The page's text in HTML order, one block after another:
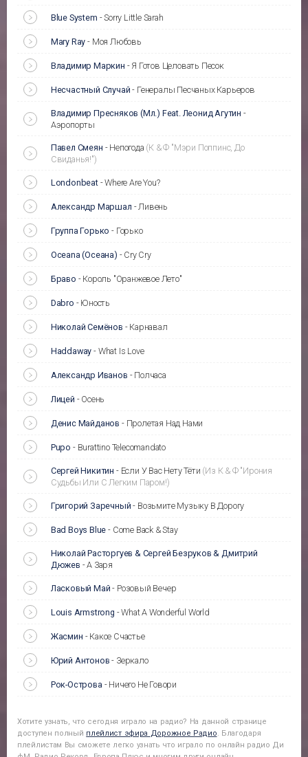
Blue System -Sorry Little Sarah
Mary Ray - Моя Любовь
Владимир Маркин - Я Готов Целовать Песок
Несчастный Случай - Генералы Песчаных Карьеров
Владимир Пресняков (Мл.) Feat. Леонид Агутин -
Аэропорты
Павел Смеян - Непогода (К & Ф "Мэри Поппинс, До
Свиданья!")
Londonbeat-Where Are You?
Александр Маршал -Ливень
Группа Горько - Горько
Oceana (Осеана) - Cry Cry
Браво - Король "Оранжевое Лето"
Dabro - Юность
Николай Семёнов - Карнавал
Haddaway - What Is Love
Александр Иванов - Полчаса
Лицей - Осень
Денис Майданов - Пролетая Над Нами
Pupo - Burattino Telecomandato
Сергей Никитин - Если У Вас Нету Тёти (Из К & Ф "Ирония
Судьбы Или С Легким Паром!)
Григорий Заречный - Возьмите Музыку В Дорогу
Bad Boys Blue - Come Back & Stay
Николай Расторгуев & Сергей Безруков & Дмитрий
Дюжев -А Заря
Ласковый Май - Розовый Вечер
Louis Armstrong -What A Wonderful World
Жасмин - Какое Счастье
Юрий Антонов - Зеркало
Рок-Острова - Ничего Не Говори
Хотите узнать, что сегодня играло на радио? На данной странице
доступен полный плейлист эфира Дорожное Радио . Благодаря
плейлистам Вы сможете легко узнать что играло по онлайн радио Ди